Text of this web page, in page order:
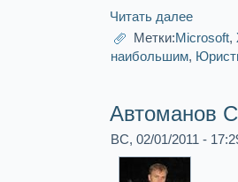
Читать далее
Метки:Microsoft,
наибольшим,
Автоманoв
ВС, 02/01/2011 -